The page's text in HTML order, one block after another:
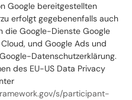
Google bereitgestellten
erfolgt gegebenenfalls auch
die Google-Dienste Google
und Google Ads und
Datenschutzerklärung.
des EU-US Data Privacy
s/participant-